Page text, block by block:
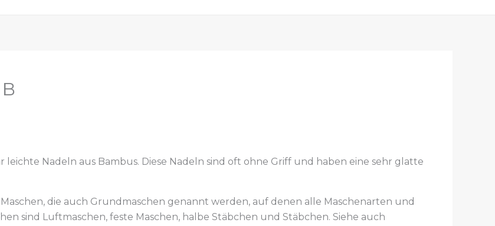
leichte Nadeln aus Bambus. Diese Nadeln sind oft ohne Griff und haben eine sehr glatte
die auch Grundmaschen genannt werden, auf denen alle Maschenarten und
sind Luftmaschen, feste Maschen, halbe Stäbchen und Stäbchen. Siehe auch